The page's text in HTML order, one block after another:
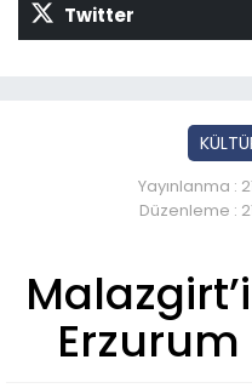
Twitter
Yayınlanma :
Düzenleme :
Erzurum